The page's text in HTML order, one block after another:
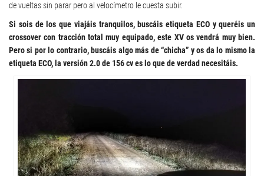
de vueltas sin parar pero al velocímetro le cuesta subir.
Si sois de los que viajáis tranquilos, buscáis etiqueta ECO y queréis un
crossover con tracción total muy equipado, este XV os vendrá muy bien.
Pero si por lo contrario, buscáis algo más de “chicha” y os da lo mismo la
etiqueta ECO, la versión 2.0 de 156 cv es lo que de verdad necesitáis.